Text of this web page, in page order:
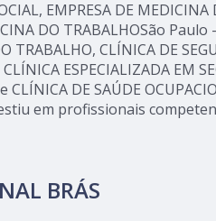
EMPRESA DE MEDICINA
DO TRABALHOSão Paulo
TRABALHO, CLÍNICA DE
ESPECIALIZADA EM
CLÍNICA DE SAÚDE
em profissionais
BRÁS